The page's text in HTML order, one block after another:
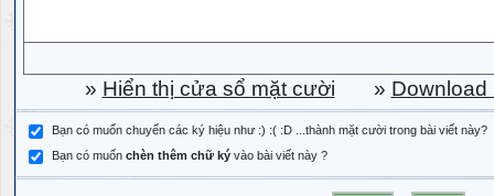
» Hiển thị cửa sổ mặt cười » Download
Bạn có muốn chuyển các ký hiệu như :) :( :D ...thành mặt cười trong bài viết này?
Bạn có muốn chèn thêm chữ ký vào bài viết này ?